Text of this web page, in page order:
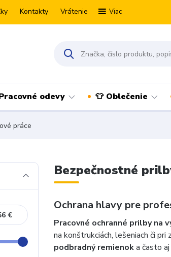
Kontakty Vrátenie Viac
odevy 👕 Oblečenie
práce
Bezpečnostné
Ochrana hlavy pre
Pracovné ochranné prilby na
na konštrukciách, lešeniach či
podbradný remienoka často aj
€